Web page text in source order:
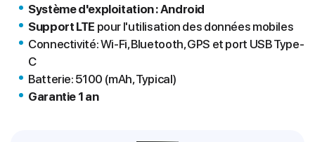
Système d'exploitation : Android
Support LTE pour l'utilisation des données mobiles
Connectivité: Wi-Fi, Bluetooth, GPS et port USB Type-
C
Batterie: 5100 (mAh, Typical)
Garantie 1 an